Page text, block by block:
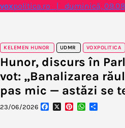
Skip
voxpolitica.ro | duminică,
KELEMEN HUNOR UDMR VOXPOLITICA
Hunor, discurs în
vot: „Banalizarea
pas mic — astăzi se
23/06/2026 Facebook
X PinterestWhatsApp